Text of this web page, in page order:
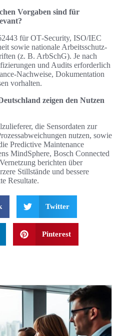
Vorgaben sind für
für OT‑Security, ISO/IEC
sowie nationale Arbeitsschutz‑
(z. B. ArbSchG). Je nach
und Audits erforderlich
Dokumentation
vorhalten.
zeigen den Nutzen
die Sensordaten zur
nutzen, sowie
Predictive Maintenance
MindSphere, Bosch Connected
berichten über
Stillstände und bessere
Resultate.
Twitter
Pinterest